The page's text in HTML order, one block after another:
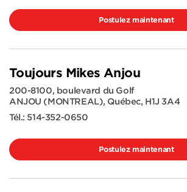
Postulez maintenant
Toujours Mikes Anjou
200-8100, boulevard du Golf
ANJOU (MONTREAL), Québec, H1J 3A4
Tél.: 514-352-0650
Postulez maintenant